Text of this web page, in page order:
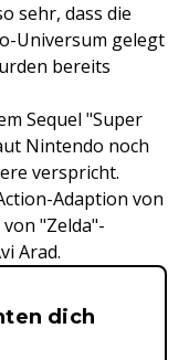
sehr, dass die
Universum gelegt
bereits
Sequel "Super
Nintendo noch
verspricht.
Adaption von
"Zelda"-
Arad.
dich